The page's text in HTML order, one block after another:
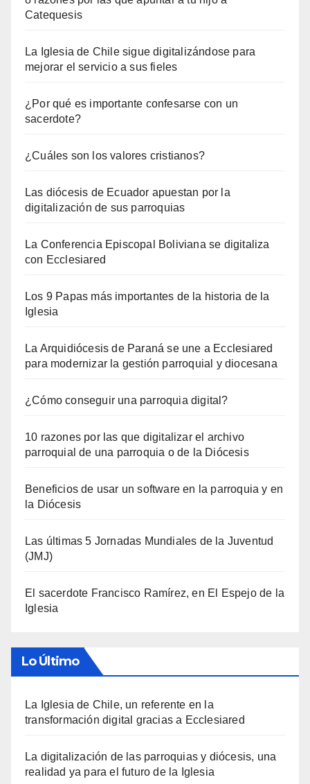
Catequesis
La Iglesia de Chile sigue digitalizándose para
mejorar el servicio a sus fieles
¿Por qué es importante confesarse con un
sacerdote?
¿Cuáles son los valores cristianos?
Las diócesis de Ecuador apuestan por la
digitalización de sus parroquias
La Conferencia Episcopal Boliviana se digitaliza
con Ecclesiared
Los 9 Papas más importantes de la historia de la
Iglesia
La Arquidiócesis de Paraná se une a Ecclesiared
para modernizar la gestión parroquial y diocesana
¿Cómo conseguir una parroquia digital?
10 razones por las que digitalizar el archivo
parroquial de una parroquia o de la Diócesis
Beneficios de usar un software en la parroquia y en
la Diócesis
Las últimas 5 Jornadas Mundiales de la Juventud
(JMJ)
El sacerdote Francisco Ramírez, en El Espejo de la
Iglesia
Lo Último
La Iglesia de Chile, un referente en la
transformación digital gracias a Ecclesiared
La digitalización de las parroquias y diócesis, una
realidad ya para el futuro de la Iglesia